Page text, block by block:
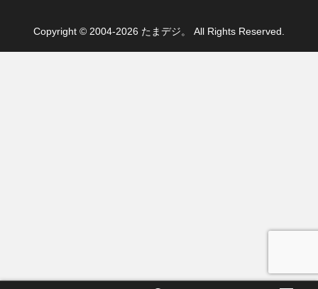
Copyright © 2004-2026 たまデジ。 All Rights Reserved.